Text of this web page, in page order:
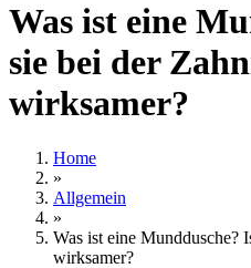
Was ist eine
sie bei der
wirksamer?
Home
»
Allgemein
»
Was ist eine Munddusche?
wirksamer?